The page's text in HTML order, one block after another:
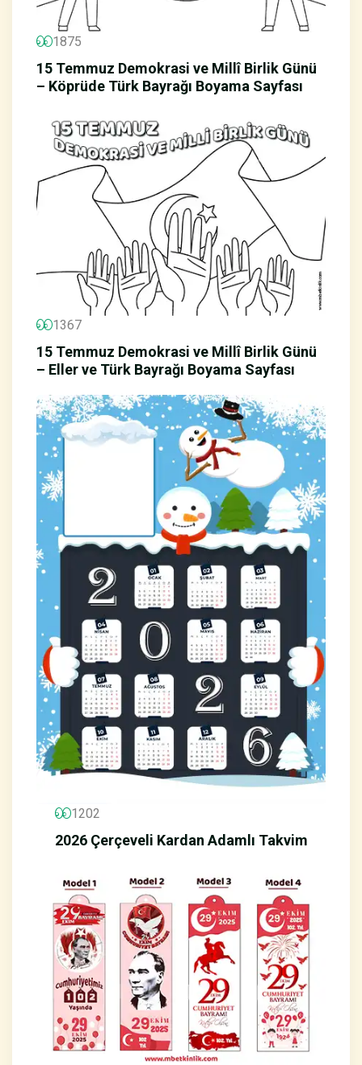
1875
15 Temmuz Demokrasi ve Millî Birlik Günü
– Köprüde Türk Bayrağı Boyama Sayfası
1367
15 Temmuz Demokrasi ve Millî Birlik Günü
– Eller ve Türk Bayrağı Boyama Sayfası
1202
2026 Çerçeveli Kardan Adamlı Takvim